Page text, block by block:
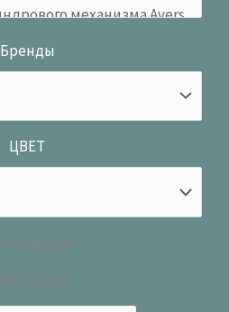
Бренды
ЦВЕТ